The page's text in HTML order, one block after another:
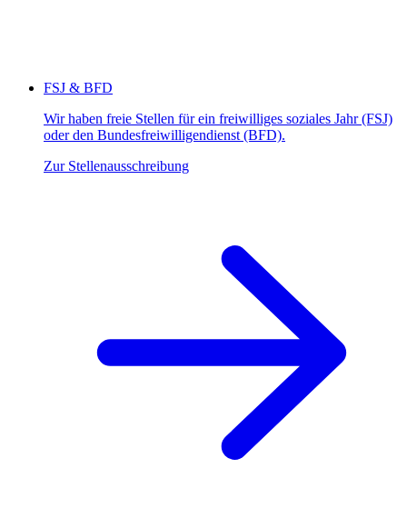
FSJ & BFD
Wir haben freie Stellen für ein freiwilliges soziales Jahr (FSJ)
oder den Bundesfreiwilligendienst (BFD).
Zur Stellenausschreibung